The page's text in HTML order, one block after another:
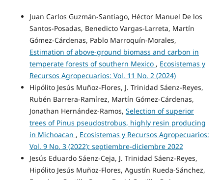
Juan Carlos Guzmán-Santiago, Héctor Manuel De los
Santos-Posadas, Benedicto Vargas-Larreta, Martín
Gómez-Cárdenas, Pablo Marroquín-Morales,
Estimation of above-ground biomass and carbon in
temperate forests of southern Mexico , Ecosistemas y
Recursos Agropecuarios: Vol. 11 No. 2 (2024)
Hipólito Jesús Muñoz-Flores, J. Trinidad Sáenz-Reyes,
Rubén Barrera-Ramírez, Martín Gómez-Cárdenas,
Jonathan Hernández-Ramos, Selection of superior
trees of Pinus pseudostrobus, highly resin producing
in Michoacan , Ecosistemas y Recursos Agropecuarios:
Vol. 9 No. 3 (2022): septiembre-diciembre 2022
Jesús Eduardo Sáenz-Ceja, J. Trinidad Sáenz-Reyes,
Hipólito Jesús Muñoz-Flores, Agustín Rueda-Sánchez,